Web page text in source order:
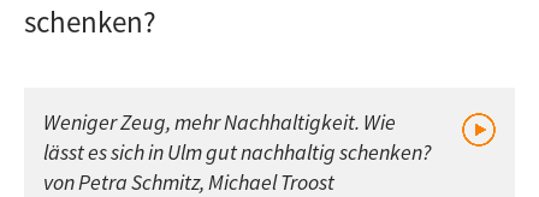
schenken?
Weniger Zeug, mehr Nachhaltigkeit. Wie
lässt es sich in Ulm gut nachhaltig schenken?
von Petra Schmitz, Michael Troost